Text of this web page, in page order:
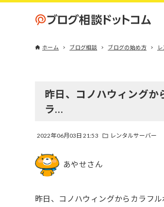
ホーム ブログ相談 ブログの始め方
昨日、コノハウィングか
ラ…
2022年06月03日 21:53 レンタルサーバー
あやせさん
昨日、コノハウィングからカラフ